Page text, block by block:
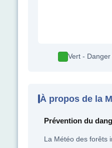
Vert - Danger
À propos de la
Prévention du
La Météo des forêts